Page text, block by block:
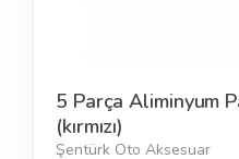
5 Parça Aliminyum
(kırmızı)
Şentürk Oto Aksesuar